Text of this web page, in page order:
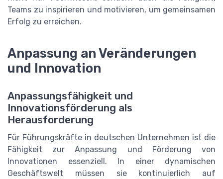
Teams zu inspirieren und motivieren, um gemeinsamen
Erfolg zu erreichen.
Anpassung an Veränderungen
und Innovation
Anpassungsfähigkeit und
Innovationsförderung als
Herausforderung
Für Führungskräfte in deutschen Unternehmen ist die
Fähigkeit zur Anpassung und Förderung von
Innovationen essenziell. In einer dynamischen
Geschäftswelt müssen sie kontinuierlich auf